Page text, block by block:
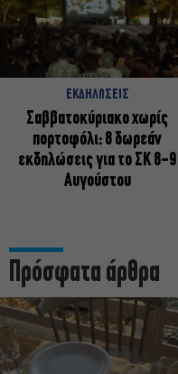
ΕΚΔΗΛΩΣΕΙΣ
Σαββατοκύριακο χωρίς
πορτοφόλι: 8 δωρεάν
εκδηλώσεις για το ΣΚ 8-9
Αυγούστου
Πρόσφατα άρθρα